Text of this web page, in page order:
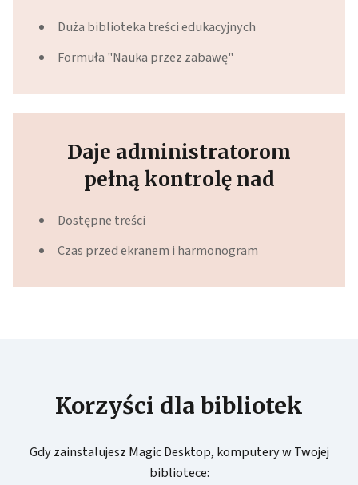
Duża biblioteka treści edukacyjnych
Formuła "Nauka przez zabawę"
Daje administratorom
pełną kontrolę nad
Dostępne treści
Czas przed ekranem i harmonogram
Korzyści dla bibliotek
Gdy zainstalujesz Magic Desktop, komputery w Twojej
bibliotece: